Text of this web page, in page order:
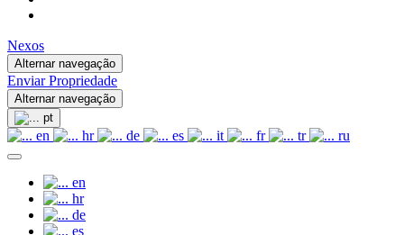
Nexos
Alternar navegação
Enviar Propriedade
Alternar navegação
pt
en hr de es it fr tr ru
en
hr
de
es